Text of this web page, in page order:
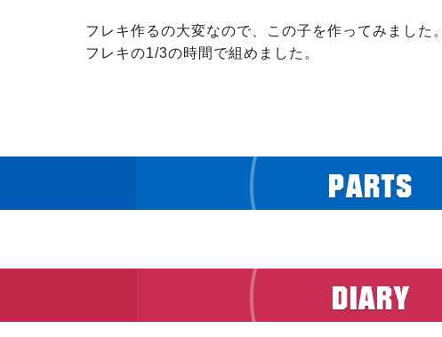
フレキ作るの大変なので、この子を作ってみました。
フレキの1/3の時間で組めました。